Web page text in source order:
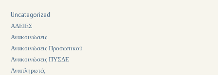
Uncategorized
ΑΔΕΙΕΣ
Ανακοινώσεις
Ανακοινώσεις Προσωπικού
Ανακοινώσεις ΠΥΣΔΕ
Αναπληρωτές